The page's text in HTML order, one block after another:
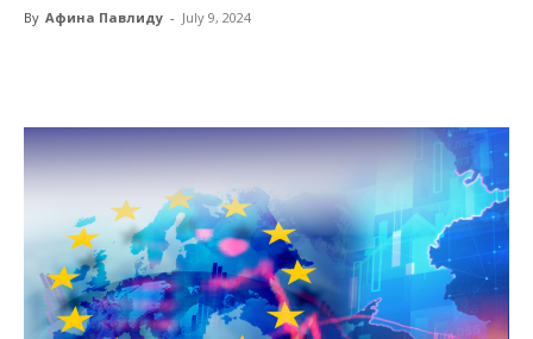
By Афина Павлиду - July 9, 2024